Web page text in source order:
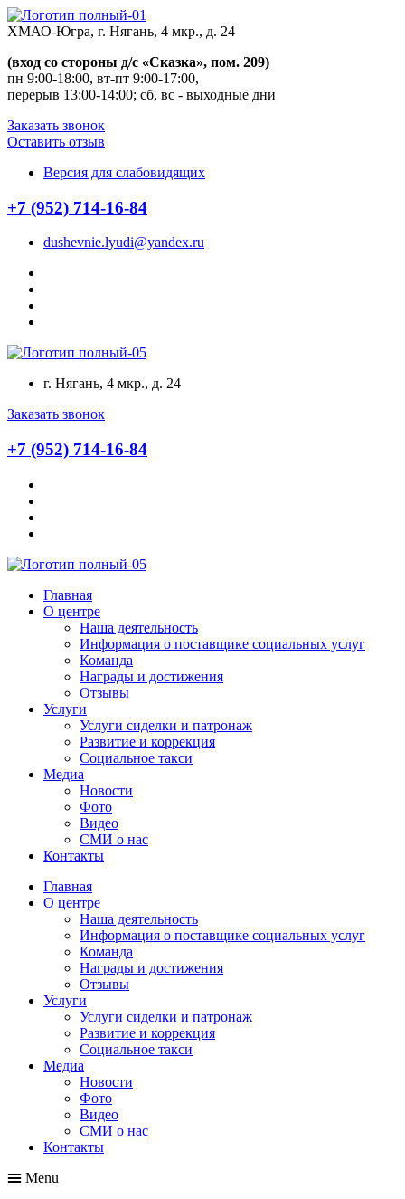
Перейти
к
ХМАО-Югра, г. Нягань, 4 мкр., д. 24
(вход со стороны д/с «Сказка», пом. 209)
пн 9:00-18:00, вт-пт 9:00-17:00,
перерыв 13:00-14:00; сб, вс - выходные дни
Заказать звонок
Оставить отзыв
Версия для слабовидящих
+7 (952) 714-16-84
dushevnie.lyudi@yandex.ru
г. Нягань, 4 мкр., д. 24
Заказать звонок
+7 (952) 714-16-84
Главная
О центре
Наша деятельность
Информация о поставщике социальных услуг
Команда
Награды и достижения
Отзывы
Услуги
Услуги сиделки и патронаж
Развитие и коррекция
Социальное такси
Медиа
Новости
Фото
Видео
СМИ о нас
Контакты
Главная
О центре
Наша деятельность
Информация о поставщике социальных услуг
Команда
Награды и достижения
Отзывы
Услуги
Услуги сиделки и патронаж
Развитие и коррекция
Социальное такси
Медиа
Новости
Фото
Видео
СМИ о нас
Контакты
Menu